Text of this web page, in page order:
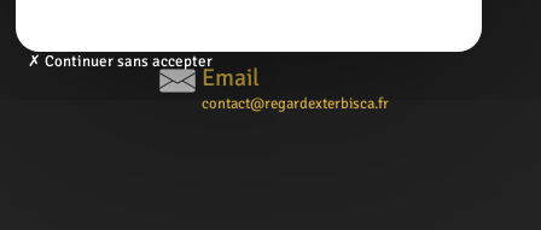
Email
contact@regardexterbisca.fr
Continuer sans accepter